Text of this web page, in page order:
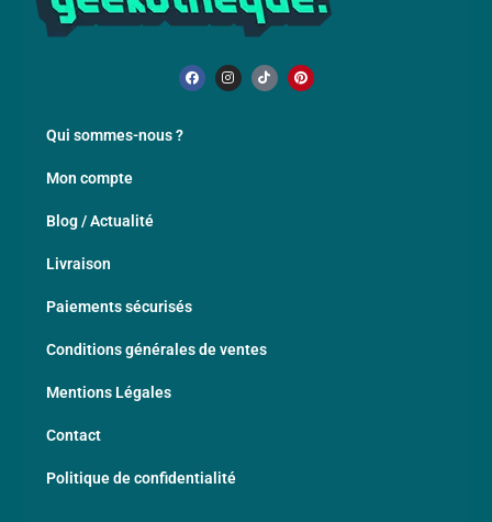
Qui sommes-nous ?
Mon compte
Blog / Actualité
Livraison
Paiements sécurisés
Conditions générales de ventes
Mentions Légales
Contact
Politique de confidentialité